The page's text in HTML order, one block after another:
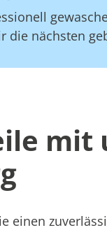
die nächsten
mit
einen